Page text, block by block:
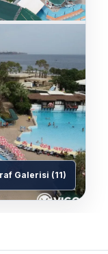
Galerisi (11)